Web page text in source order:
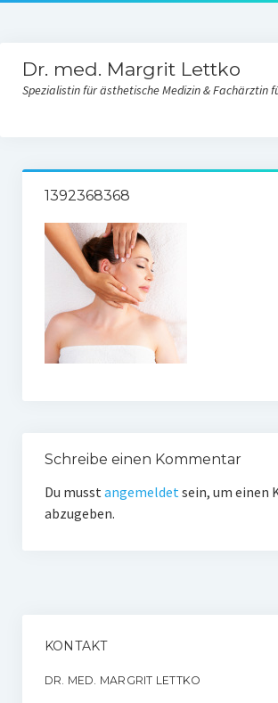
Dr. med. Margrit Lettko
Spezialistin für ästhetische Medizin & Fachärztin
Dr. med. Lettko
Kontakt Praxis
Ästhetik und Behandlungen
Gesichtsverjüngung
Skinbooster-Hautverjüngung
Fadenlifting des Gesichtes und des Körpers
Bruxismus – Zähneknirschen
Doppelkinn und Hängebäckchen
Verjüngung der Hände
1392368368
Schreibe einen Kommentar
Du musstangemeldetsein, um einen
abzugeben.
KONTAKT
DR. MED. MARGRIT LETTKO